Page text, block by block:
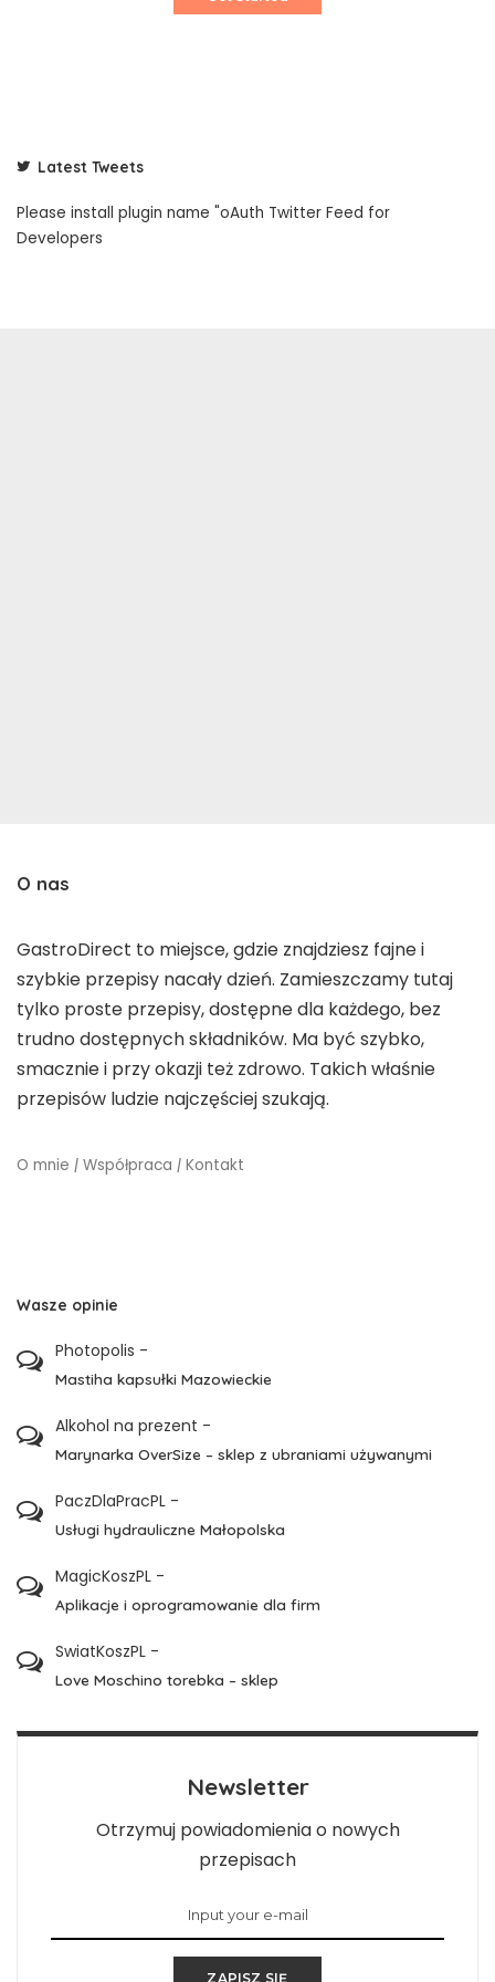
Latest Tweets
Please install plugin name "oAuth Twitter Feed for
Developers
O nas
GastroDirect to miejsce, gdzie znajdziesz fajne i
szybkie przepisy nacały dzień. Zamieszczamy tutaj
tylko proste przepisy, dostępne dla każdego, bez
trudno dostępnych składników. Ma być szybko,
smacznie i przy okazji też zdrowo. Takich właśnie
przepisów ludzie najczęściej szukają.
O mnie | Współpraca | Kontakt
Wasze opinie
Photopolis -
Mastiha kapsułki Mazowieckie
Alkohol na prezent -
Marynarka OverSize – sklep z ubraniami używanymi
PaczDlaPracPL -
Usługi hydrauliczne Małopolska
MagicKoszPL -
Aplikacje i oprogramowanie dla firm
SwiatKoszPL -
Love Moschino torebka – sklep
Newsletter
Otrzymuj powiadomienia o nowych
przepisach
ZAPISZ SIĘ